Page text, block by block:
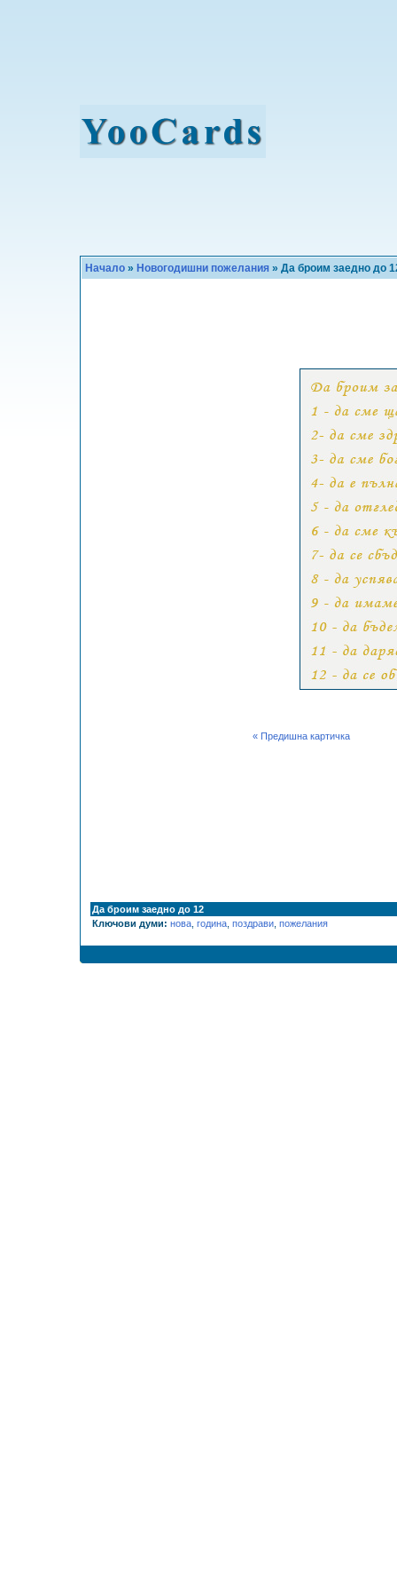
Начало » Новогодишни пожелания » Да броим заедно до
« Предишна картичка
Да броим заедно до 12
Ключови думи: нова година поздрави пожелания